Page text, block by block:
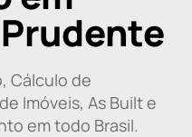
Cálculo de
Imóveis, As Built e
em todo Brasil.